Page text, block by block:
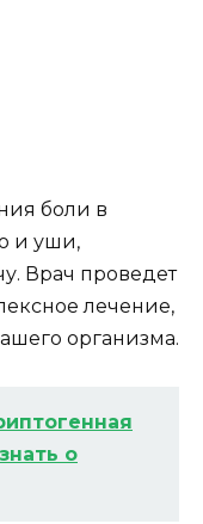
боли в
и уши,
Врач проведет
лечение,
организма.
о